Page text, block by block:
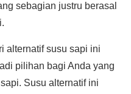
sebagian justru berasal
alternatif susu sapi ini
pilihan bagi Anda yang
Susu alternatif ini